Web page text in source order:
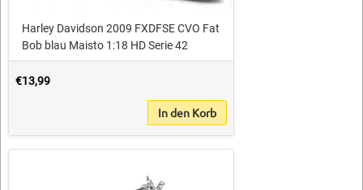
Harley Davidson 2009 FXDFSE CVO Fat
Bob blau Maisto 1:18 HD Serie 42
€13,99
In den Korb